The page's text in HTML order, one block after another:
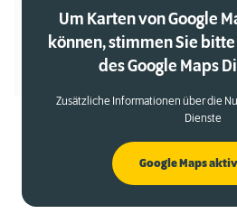
Um Karten von Google
können, stimmen Sie
des Google Maps
Zusätzliche Informationen über die
Dienste
Google Maps